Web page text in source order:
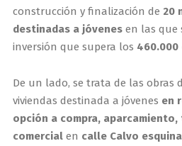
construcción y finalización de 20
destinadas a jóvenesen las que
inversión que supera los 460.000
De un lado, se trata de las obras
viviendas destinada a jóvenes en
opción a compra,
comercialen calle Calvo